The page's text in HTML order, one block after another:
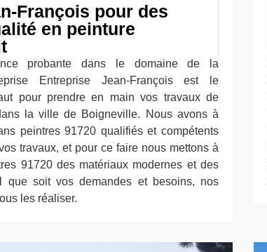
François pour des
en peinture
probante dans le domaine de la
Entreprise Jean-François est le
pour prendre en main vos travaux de
la ville de Boigneville. Nous avons à
peintres 91720 qualifiés et compétents
travaux, et pour ce faire nous mettons à
91720 des matériaux modernes et des
que soit vos demandes et besoins, nos
les réaliser.